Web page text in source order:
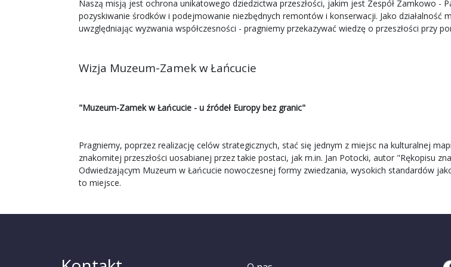
Naszą misją jest ochrona unikatowego dziedzictwa przeszłości, jakim jest Zespół Zamkowo -
pozyskiwanie środków i podejmowanie niezbędnych remontów i konserwacji. Jako
uwzględniając wyzwania współczesności - pragniemy przekazywać wiedzę o przeszłości przy
Wizja Muzeum-Zamek w Łańcucie
"Muzeum-Zamek w Łańcucie - u źródeł Europy bez granic"
Pragniemy, poprzez realizację celów strategicznych, stać się jednym z miejsc na kulturalnej
znakomitej przeszłości uosabianej przez takie postaci, jak m.in. Jan Potocki, autor "Rękopisu
Odwiedzającym Muzeum w Łańcucie nowoczesnej formy zwiedzania, wysokich standardów
to miejsce.